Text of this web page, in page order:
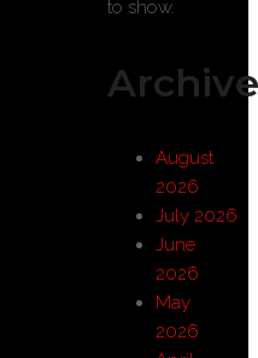
to show.
August
2026
July 2026
June
2026
May
2026